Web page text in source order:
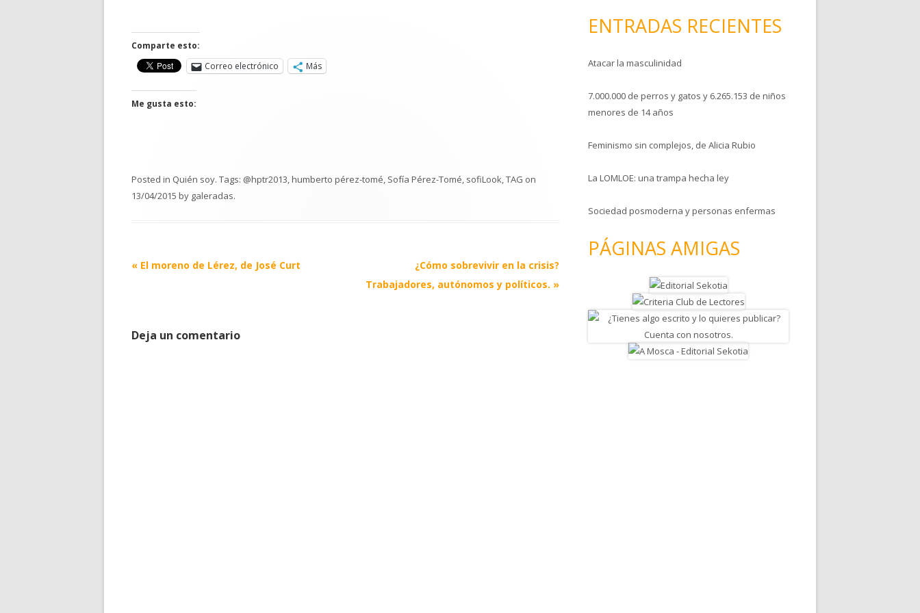
Comparte esto:
Correo electrónico
Más
Me gusta esto:
Posted in Quién soy. Tags: @hptr2013,humberto pérez-tomé, Sofía Pérez-Tomé, sofiLook,TAG on
13/04/2015 by galeradas.
Post
« El moreno de Lérez, de José Curt
¿Cómo sobrevivir en la crisis?
Trabajadores, autónomos y políticos. »
Deja un comentario
ENTRADAS RECIENTES
Atacar la masculinidad
7.000.000 de perros y gatos y 6.265.153 de niños
menores de 14 años
Feminismo sin complejos, de Alicia Rubio
La LOMLOE: una trampa hecha ley
Sociedad posmoderna y personas enfermas
PÁGINAS AMIGAS